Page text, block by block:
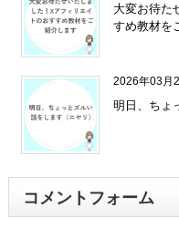
大変お待た
すめ教材を
2026年03月
明日、ちょ
コメントフォーム